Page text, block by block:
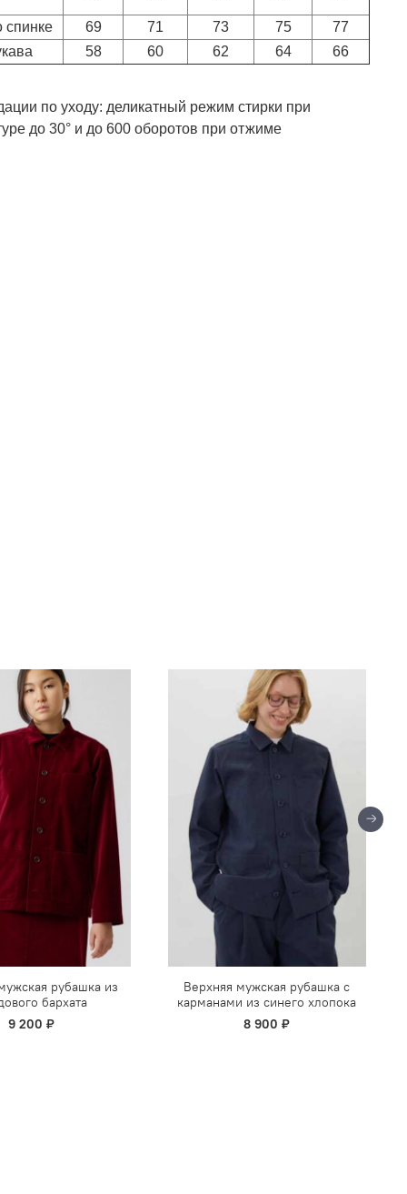
спинке 69 71 73 75
77
58 60 62 64 66
по уходу: деликатный режим стирки при
до 30° и до 600 оборотов при отжиме
рубашка из
бархата
9 200 ₽
Верхняя мужская рубашка с
карманами из синего хлопока
8 900 ₽